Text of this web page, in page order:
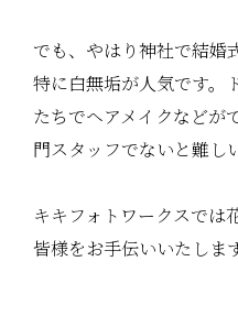
でも、やはり神社で結婚
特に白無垢が人気です。
たちでヘアメイクなどが
門スタッフでないと難し
キキフォトワークスでは
皆様をお手伝いいたします